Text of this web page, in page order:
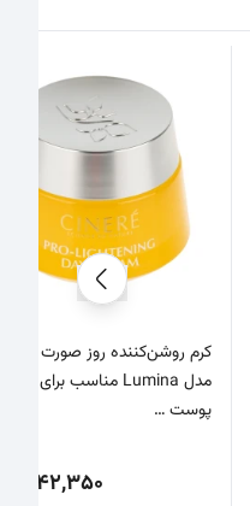
کرم روشن‌کننده روز صورت
مدل Lumina مناسب برای انواع
پوست …
1,942,350